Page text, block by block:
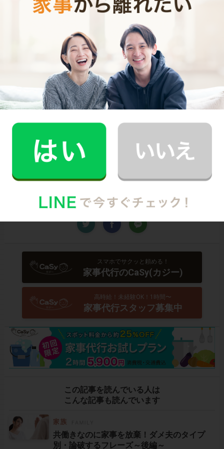
シンプルでお財布に優しい料金体系
スマホだけで24時間365日依頼可能（電話･事前訪問なし）
スタッフ･お客様双方への本人確認で安全
万が一の物損も損害保険があるから安心（適応の範囲内）
初めての家事代行でどうお願いすればいいのか分からな
い…、どんなスタッフが来るのか不安…といった方のため
に、2時間5,900円（税込･交通費込）のお試しプラン
もご
少しでも興味を持っていただけましたら、CaSyで家事代
行デビューしてみませんか？
CaSyジャーナル編集部
スマホでサクッと頼める！
家事代行のCaSy(カジー)
高時給！未経験OK！1時間〜
家事代行スタッフ募集中
この記事を読んでいる人は
こんな記事も読んでいます
共働きなのに家事を放棄！ダメ夫のタイプ
別・論破するフレーズ～後編～